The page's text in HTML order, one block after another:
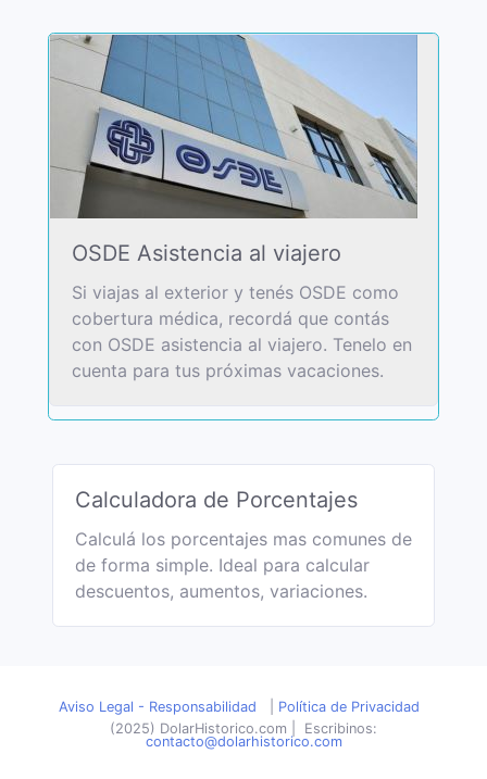
OSDE Asistencia al viajero
Si viajas al exterior y tenés OSDE como
cobertura médica, recordá que contás
con OSDE asistencia al viajero. Tenelo en
cuenta para tus próximas vacaciones.
Calculadora de Porcentajes
Calculá los porcentajes mas comunes de
de forma simple. Ideal para calcular
descuentos, aumentos, variaciones.
Aviso Legal - Responsabilidad
Política de Privacidad
(2025) DolarHistorico.com
Escribinos:
contacto@dolarhistorico.com